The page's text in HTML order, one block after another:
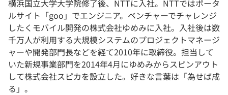
横浜国立大学大学院修了後、NTTに入社。NTTではポータ
ルサイト「goo」でエンジニア。ベンチャーでチャレンジ
したくモバイル開発の株式会社ゆめみに入社。入社後は数
千万人が利用する大規模システムのプロジェクトマネージ
ャーや開発部門長などを経て2010年に取締役。担当して
いた新規事業部門を2014年4月にゆめみからスピンアウト
して株式会社スピカを設立した。好きな言葉は「為せば成
る」。